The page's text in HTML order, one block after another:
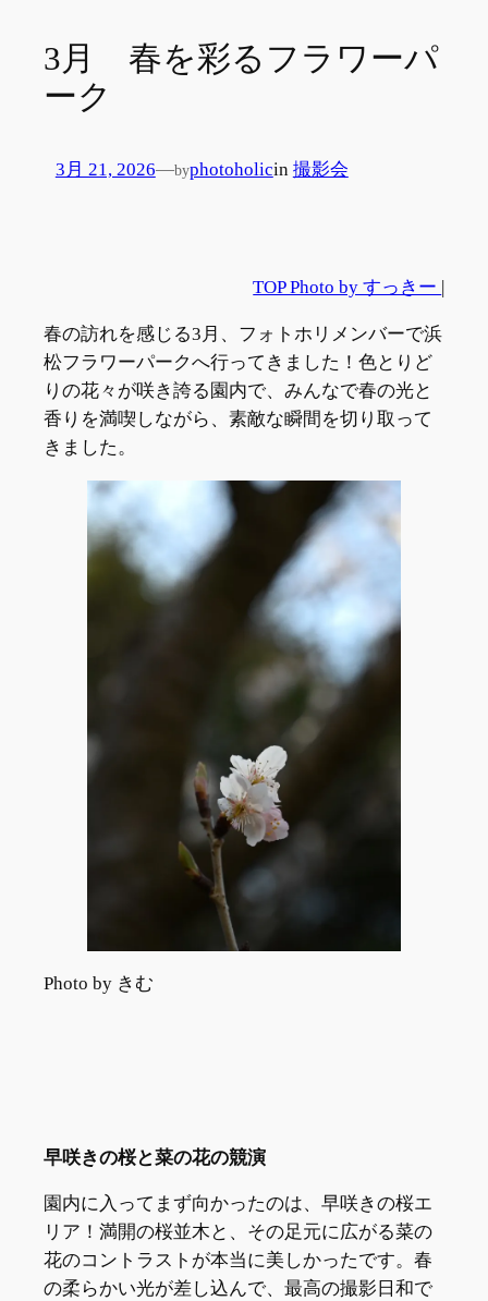
3月 春を彩るフラワーパ
ーク
3月 21, 2026—byphotoholicin 撮影会
TOP Photo by すっきー |
春の訪れを感じる3月、フォトホリメンバーで浜
松フラワーパークへ行ってきました！色とりど
りの花々が咲き誇る園内で、みんなで春の光と
香りを満喫しながら、素敵な瞬間を切り取って
きました。
Photo by きむ
早咲きの桜と菜の花の競演
園内に入ってまず向かったのは、早咲きの桜エ
リア！満開の桜並木と、その足元に広がる菜の
花のコントラストが本当に美しかったです。春
の柔らかい光が差し込んで、最高の撮影日和で